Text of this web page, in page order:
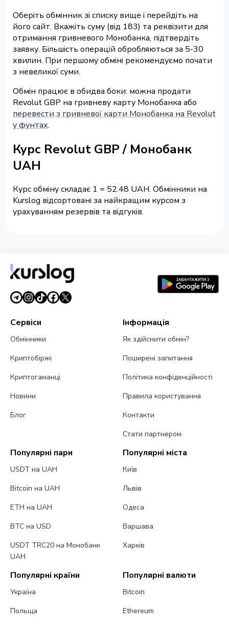
Оберіть обмінник зі списку вище і перейдіть на
його сайт. Вкажіть суму (від 183) та реквізити для
отримання гривневого Монобанка, підтвердіть
заявку. Більшість операцій обробляються за 5-30
хвилин. При першому обміні рекомендуємо почати
з невеликої суми.
Обмін працює в обидва боки: можна продати
Revolut GBP на гривневу карту Монобанка або
перевести з гривневої карти Монобанка на Revolut
у фунтах.
Курс Revolut GBP / Монобанк
UAH
Курс обміну складає 1 = 52.48 UAH. Обмінники на
Kurslog відсортовані за найкращим курсом з
урахуванням резервів та відгуків.
Сервіси
Обмінники
Криптобіржі
Криптогаманці
Новини
Блог
Інформація
Як здійснити обмін?
Поширені запитання
Політика конфіденційності
Правила користування
Контакти
Стати партнером
Популярні пари
USDT на UAH
Bitcoin на UAH
ETH на UAH
BTC на USD
USDT TRC20 на Монобанк
UAH
Популярні міста
Київ
Львів
Одеса
Варшава
Харків
Популярні країни
Україна
Польща
Популярні валюти
Bitcoin
Ethereum